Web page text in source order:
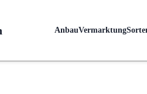
AnbauVermarktung